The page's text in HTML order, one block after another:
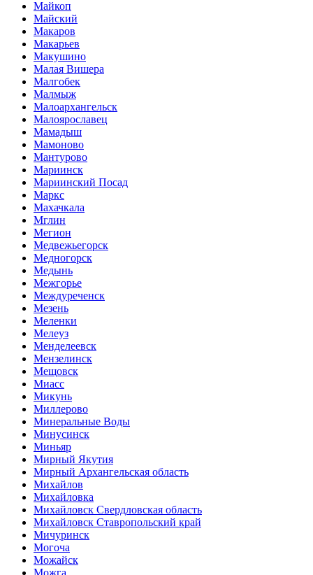
Майкоп
Майский
Макаров
Макарьев
Макушино
Малая Вишера
Малгобек
Малмыж
Малоархангельск
Малоярославец
Мамадыш
Мамоново
Мантурово
Мариинск
Мариинский Посад
Маркс
Махачкала
Мглин
Мегион
Медвежьегорск
Медногорск
Медынь
Межгорье
Междуреченск
Мезень
Меленки
Мелеуз
Менделеевск
Мензелинск
Мещовск
Миасс
Микунь
Миллерово
Минеральные Воды
Минусинск
Миньяр
Мирный Якутия
Мирный Архангельская область
Михайлов
Михайловка
Михайловск Свердловская область
Михайловск Ставропольский край
Мичуринск
Могоча
Можайск
Можга